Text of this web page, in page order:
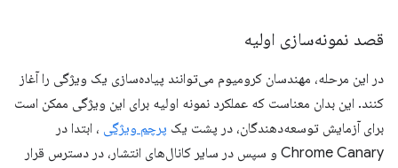
قصد نمونه‌سازی اولیه
در این مرحله، مهندسان کرومیوم می‌توانند پیاده‌سازی یک ویژگی را آغاز
کنند. این بدان معناست که عملکرد نمونه اولیه برای این ویژگی ممکن است
برای آزمایش توسعه‌دهندگان، در پشت یک پرچم ویژگی ، ابتدا در
Chrome Canary و سپس در سایر کانال‌های انتشار، در دسترس قرار